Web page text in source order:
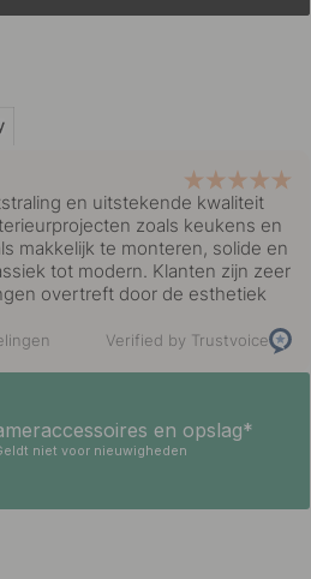
en uitstekende kwaliteit
zoals keukens en
makkelijk te monteren, solide en
tot modern. Klanten zijn zeer
overtreft door de esthetiek
Verified by Trustvoice
en opslag*
niet voor nieuwigheden